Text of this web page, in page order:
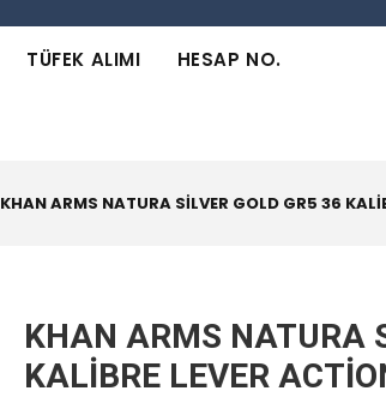
TÜFEK ALIMI HESAP NO.
KHAN ARMS NATURA SİLVER GOLD GR5 36
KHAN ARMS NATURA
KALİBRE LEVER